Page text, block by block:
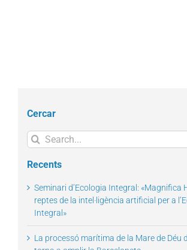
Cercar
Search
for:
Recents
Seminari d’Ecologia Integral: «Magnifica
reptes de la intel·ligència artificial per a
Integral»
La processó marítima de la Mare de Déu